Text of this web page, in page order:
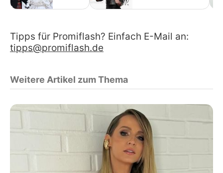
Tipps für Promiflash? Einfach E-Mail an:
tipps@promiflash.de
Weitere Artikel zum Thema